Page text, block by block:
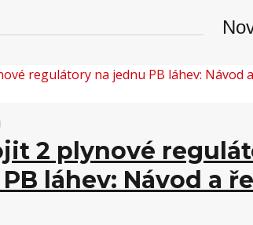
2 plynové
láhev: Návod a